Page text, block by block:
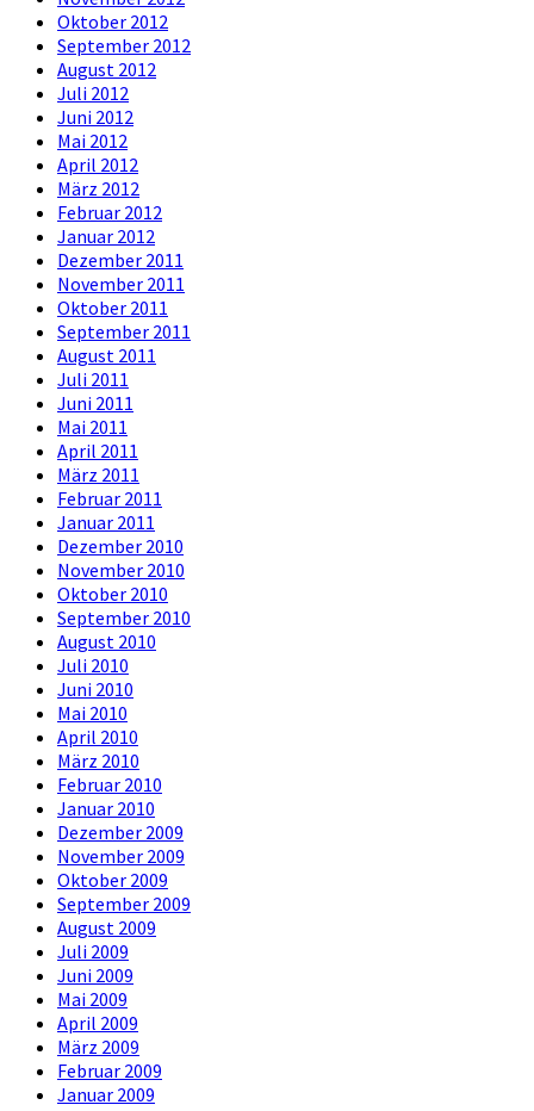
Oktober 2012
September 2012
August 2012
Juli 2012
Juni 2012
Mai 2012
April 2012
März 2012
Februar 2012
Januar 2012
Dezember 2011
November 2011
Oktober 2011
September 2011
August 2011
Juli 2011
Juni 2011
Mai 2011
April 2011
März 2011
Februar 2011
Januar 2011
Dezember 2010
November 2010
Oktober 2010
September 2010
August 2010
Juli 2010
Juni 2010
Mai 2010
April 2010
März 2010
Februar 2010
Januar 2010
Dezember 2009
November 2009
Oktober 2009
September 2009
August 2009
Juli 2009
Juni 2009
Mai 2009
April 2009
März 2009
Februar 2009
Januar 2009